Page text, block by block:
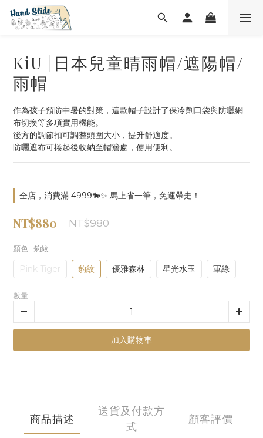
KiU |日本兒童晴雨帽/遮陽帽/
雨帽
作為孩子預防中暑的對策，這款帽子設計了保冷劑口袋與防曬網
布切換等多項實用機能。
後方的調節扣可調整頭圍大小，提升舒適度。
防曬遮布可捲起後收納至帽簷處，使用便利。
全店，消費滿 4999🐎✨ 馬上省一筆，免運帶走！
NT$880 NT$980
顏色 : 豹紋
Pink Tiger 豹紋 優雅森林 星光水玉 軍綠
數量
加入購物車
商品描述
送貨及付款方
式
顧客評價